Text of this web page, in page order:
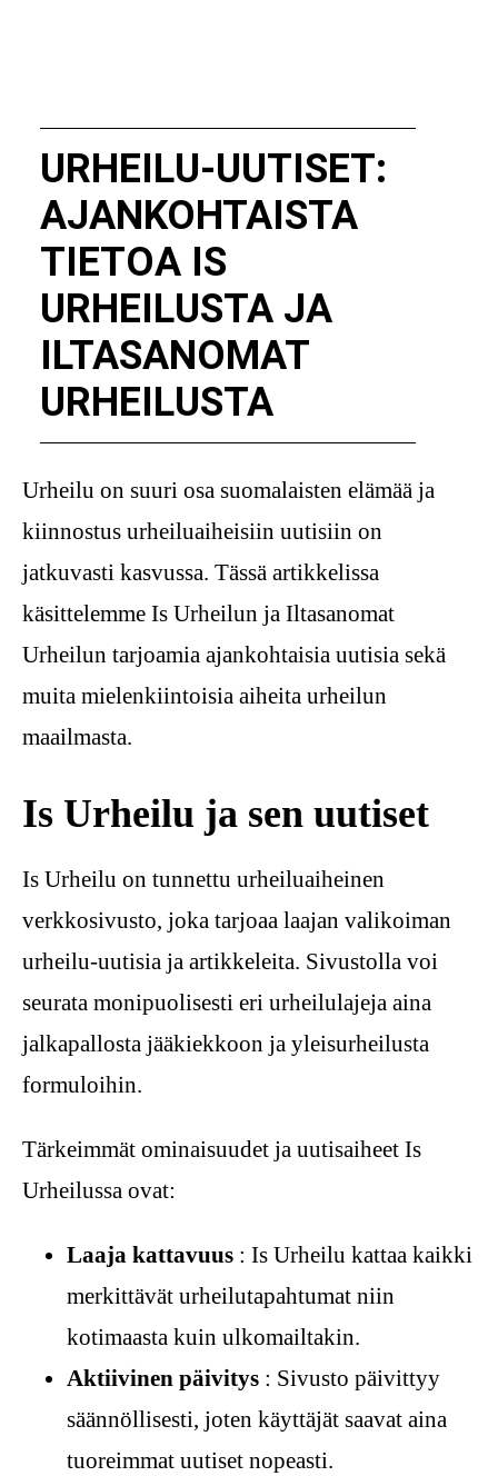
URHEILU-UUTISET:
AJANKOHTAISTA
TIETOA IS
URHEILUSTA JA
ILTASANOMAT
URHEILUSTA
Urheilu on suuri osa suomalaisten elämää ja
kiinnostus urheiluaiheisiin uutisiin on
jatkuvasti kasvussa. Tässä artikkelissa
käsittelemme Is Urheilun ja Iltasanomat
Urheilun tarjoamia ajankohtaisia uutisia sekä
muita mielenkiintoisia aiheita urheilun
maailmasta.
Is Urheilu ja sen uutiset
Is Urheilu on tunnettu urheiluaiheinen
verkkosivusto, joka tarjoaa laajan valikoiman
urheilu-uutisia ja artikkeleita. Sivustolla voi
seurata monipuolisesti eri urheilulajeja aina
jalkapallosta jääkiekkoon ja yleisurheilusta
formuloihin.
Tärkeimmät ominaisuudet ja uutisaiheet Is
Urheilussa ovat:
Laaja kattavuus : Is Urheilu kattaa kaikki
merkittävät urheilutapahtumat niin
kotimaasta kuin ulkomailtakin.
Aktiivinen päivitys : Sivusto päivittyy
säännöllisesti, joten käyttäjät saavat aina
tuoreimmat uutiset nopeasti.